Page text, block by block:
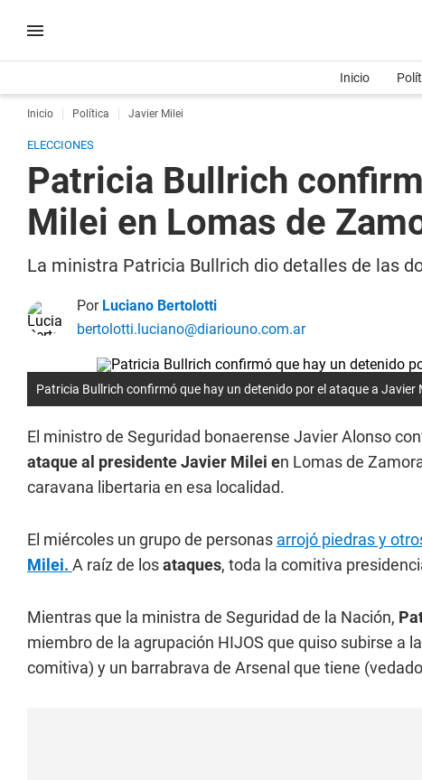
Inicio
Inicio Política Javier Milei
ELECCIONES
Patricia Bullrich
Milei en Lomas de
La ministra Patricia Bullrich dio detalles de las
Por Luciano Bertolotti
bertolotti.luciano@diariouno.com.ar
Patricia Bullrich confirmó que hay un detenido por el ataque a Javier
El ministro de Seguridad bonaerense Javier Alonso
ataque al presidente Javier Milei en Lomas de
caravana libertaria en esa localidad.
El miércoles un grupo de personas arrojó piedras y
Milei. A raíz de losataques, toda la comitiva
Mientras que la ministra de Seguridad de la Nación,
miembro de la agrupación HIJOS que quiso subirse a
comitiva) y un barrabrava de Arsenal que tiene